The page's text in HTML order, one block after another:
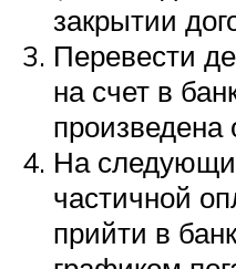
закрытии
Перевести
на счет в
произведена
На
частичной
прийти в